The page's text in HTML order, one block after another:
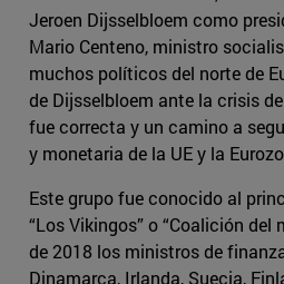
Jeroen Dijsselbloem como
Mario Centeno, ministro
muchos políticos del norte de
de Dijsselbloem ante la crisis
fue correcta y un camino a
y monetaria de la UE y la
Este grupo fue conocido al
“Los Vikingos” o “Coalición del
de 2018 los ministros de
Dinamarca, Irlanda, Suecia,